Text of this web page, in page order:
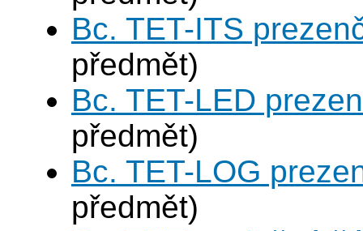
Bc. TET-ITS
předmět)
Bc. TET-LED
předmět)
Bc. TET-LOG
předmět)